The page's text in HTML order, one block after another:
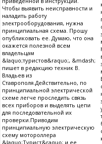
Чтобы выявить неисправности и
наладить работу
электрооборудования, нужна
принципиальная схема. Прошу
опубликовать ее. Думаю, что она
окажется полезной всем
владельцам
&laquo;туристов&raquo;, &mdash;
пишет в редакцию техник В.
Владьев из
Ставрополя.Действительно, по
принципиальной электрической
схеме легче проследить связь
всех приборов и выделять цепи
для последовательной их
проверки.Приводим
принципиальную электрическую
схему мотороллера
&laquo;Турист&raquo; и ее